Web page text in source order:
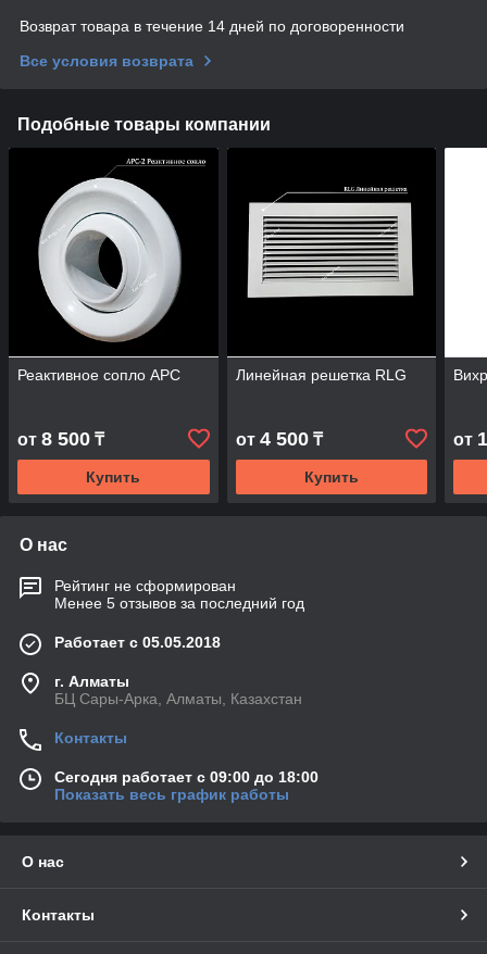
Возврат товара в течение 14 дней по договоренности
Все условия возврата
Подобные товары компании
Реактивное сопло АРС
от 8 500 ₸
Купить
Линейная решетка RLG
от 4 500₸
Купить
от
О нас
Рейтинг не сформирован
Менее 5 отзывов за последний год
Работает с 05.05.2018
г. Алматы
БЦ Сары-Арка, Алматы, Казахстан
Контакты
Сегодня работает с 09:00 до 18:00
Показать весь график работы
О нас
Контакты